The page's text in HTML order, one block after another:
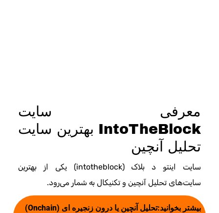
معرفی سایت
IntoTheBlock بهترین سایت
تحلیل آنچین
سایت اینتو د بلاک (intotheblock) یکی از بهترین
سایت‌های تحلیل آنچین و تکنیکال به شمار می‌رود.
بیشتر بخوانید:
تحلیل آنچین یا درون زنجیره ای (Onchain)